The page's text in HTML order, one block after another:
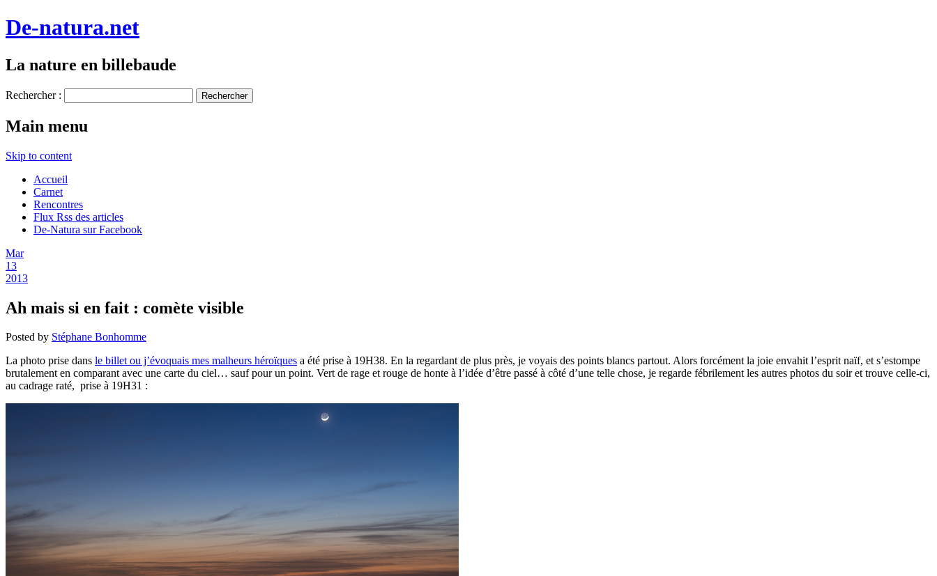
De-natura.net
La nature en billebaude
Rechercher :
Main menu
Skip to content
Accueil
Carnet
Rencontres
Flux Rss des articles
De-Natura sur Facebook
Mar
13
2013
Ah mais si en fait : comète visible
Posted by Stéphane Bonhomme
La photo prise dans le billet ou j’évoquais mes malheurs héroïques a été prise à 19H38. En la regardant de plus près, je voyais des points blancs partout. Alors forcément la joie envahit l’esprit naïf, et s’estompe
brutalement en comparant avec une carte du ciel… sauf pour un point. Vert de rage et rouge de honte à l’idée d’être passé à côté d’une telle chose, je regarde fébrilement les autres photos du soir et trouve celle-ci,
au cadrage raté, prise à 19H31 :